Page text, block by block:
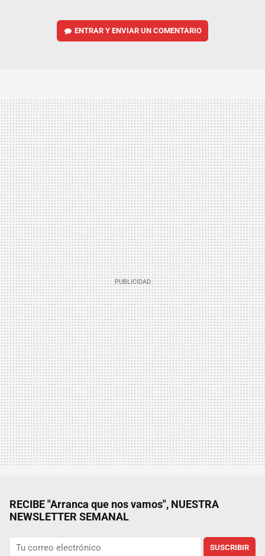
ENTRAR Y ENVIAR UN COMENTARIO
RECIBE "Arranca que nos vamos", NUESTRA
NEWSLETTER SEMANAL
SUSCRIBIR